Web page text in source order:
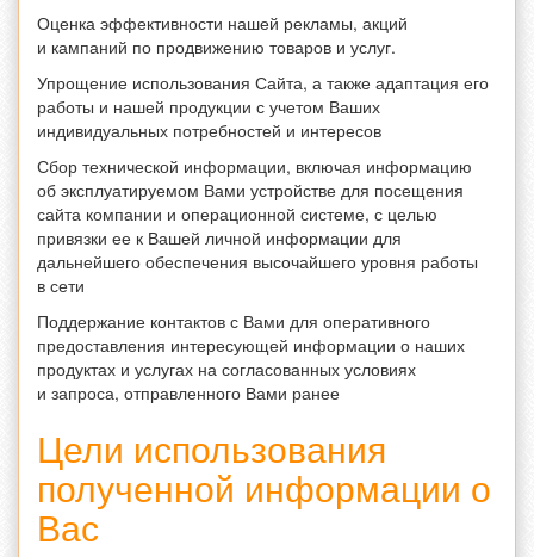
Оценка эффективности нашей рекламы, акций
и кампаний по продвижению товаров и услуг.
Упрощение использования Сайта, а также адаптация его
работы и нашей продукции с учетом Ваших
индивидуальных потребностей и интересов
Сбор технической информации, включая информацию
об эксплуатируемом Вами устройстве для посещения
сайта компании и операционной системе, с целью
привязки ее к Вашей личной информации для
дальнейшего обеспечения высочайшего уровня работы
в сети
Поддержание контактов с Вами для оперативного
предоставления интересующей информации о наших
продуктах и услугах на согласованных условиях
и запроса, отправленного Вами ранее
Цели использования
полученной информации о
Вас